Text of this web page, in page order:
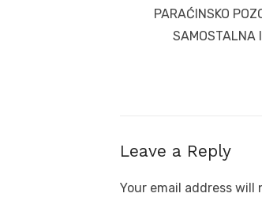
navigation
Previous
post:
PARAĆINSKO
SAMOSTALNA
Leave a Reply
Your email address will